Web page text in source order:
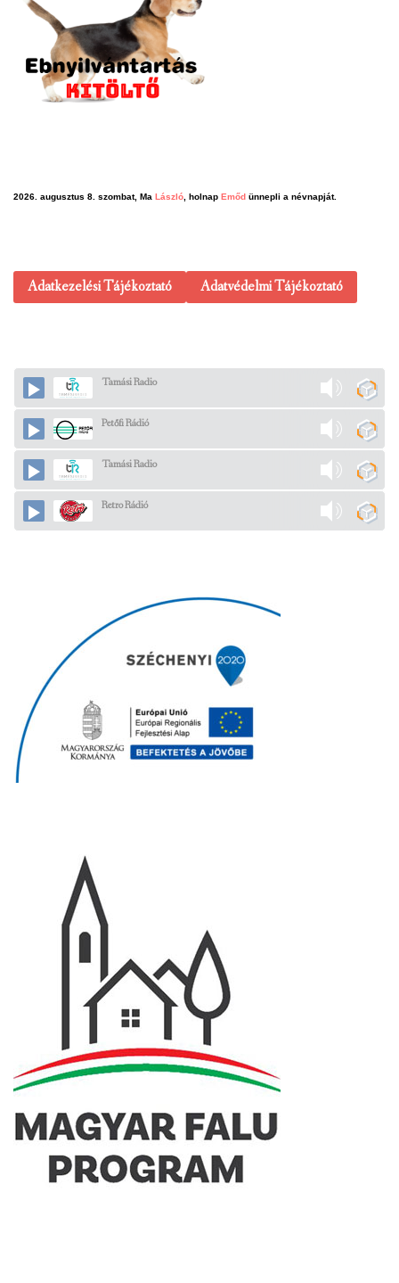
2026. augusztus 8. szombat, Ma László, holnap Emőd ünnepli a névnapját.
Adatkezelési Tájékoztató Adatvédelmi Tájékoztató
Tamási Radio
Petőfi Rádió
Tamási Radio
Retro Rádió